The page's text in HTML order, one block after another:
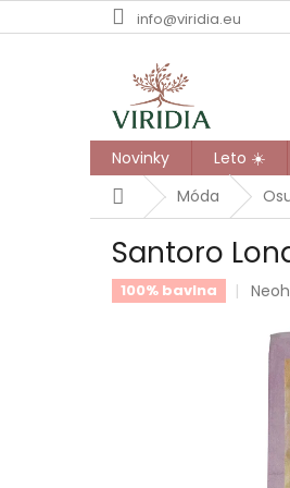
na
info@viridia.eu
Novinky Leto ☀️
DomovMóda
Santoro
100% bavlna
0,0